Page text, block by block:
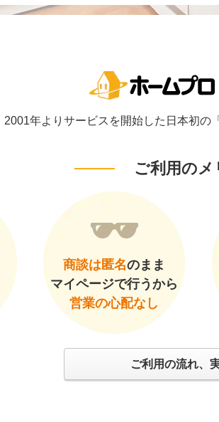
2001年よりサービスを開始した日本初の
ご利用のメ
商談は匿名のまま
マイページで行うから
営業の心配なし
ご利用の流れ、